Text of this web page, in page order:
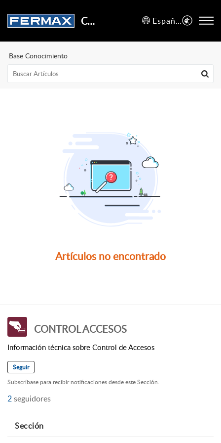
Centro de Soporte Español (España)
Base Conocimiento
Artículos no encontrado
CONTROL ACCESOS
Información técnica sobre Control de Accesos
Seguir
Subscríbase para recibir notificaciones desde este Sección.
2seguidores
Sección